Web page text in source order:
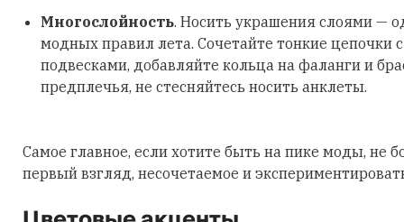
Многослойность. Носить украшения слоями —
модных правил лета. Сочетайте тонкие цепочки
подвесками, добавляйте кольца на фаланги и
предплечья, не стесняйтесь носить анклеты.
Самое главное, если хотите быть на пике моды, не
первый взгляд, несочетаемое и